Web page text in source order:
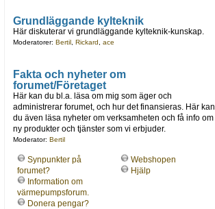
Grundläggande kylteknik
Här diskuterar vi grundläggande kylteknik-kunskap.
Moderatorer: Bertil, Rickard ace
Fakta och nyheter om
forumet/Företaget
Här kan du bl.a. läsa om mig som äger och
administrerar forumet, och hur det finansieras. Här kan
du även läsa nyheter om verksamheten och få info om
ny produkter och tjänster som vi erbjuder.
Moderator: Bertil
Synpunkter på
forumet?
Information om
värmepumpsforum.
Donera pengar?
Webshopen
Hjälp